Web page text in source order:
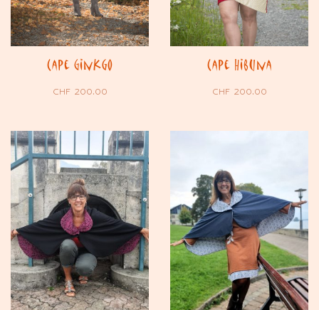
Cape Ginkgo
CHF200.00
Cape Hibuna
CHF200.00